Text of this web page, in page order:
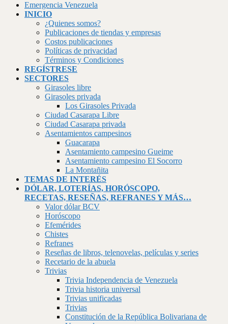
Emergencia Venezuela
INICIO
¿Quienes somos?
Publicaciones de tiendas y empresas
Costos publicaciones
Políticas de privacidad
Términos y Condiciones
REGÍSTRESE
SECTORES
Girasoles libre
Girasoles privada
Los Girasoles Privada
Ciudad Casarapa Libre
Ciudad Casarapa privada
Asentamientos campesinos
Guacarapa
Asentamiento campesino Gueime
Asentamiento campesino El Socorro
La Montañita
TEMAS DE INTERÉS
DÓLAR, LOTERÍAS, HORÓSCOPO,
RECETAS, RESEÑAS, REFRANES Y MÁS…
Valor dólar BCV
Horóscopo
Efemérides
Chistes
Refranes
Reseñas de libros, telenovelas, películas y series
Recetario de la abuela
Trivias
Trivia Independencia de Venezuela
Trivia historia universal
Trivias unificadas
Trivias
Constitución de la República Bolivariana de